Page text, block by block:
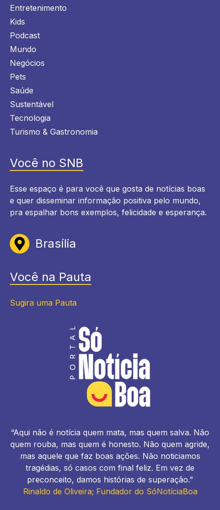
Entretenimento
Kids
Podcast
Mundo
Negócios
Pets
Saúde
Sustentável
Tecnologia
Turismo & Gastronomia
Você no SNB
Esse espaço é para você que gosta de notícias boas
e quer disseminar informação positiva pelo mundo,
pra espalhar bons exemplos, felicidade e esperança.
Brasília
Você na Pauta
Sugira uma Pauta
“Aqui não é notícia quem mata, mas quem salva. Não
quem rouba, mas quem é honesto. Não quem agride,
mas aquele que faz boas ações. Não noticiamos
tragédias, só casos com final feliz. Em vez de
preconceito, damos histórias de superação.”
Rinaldo de Oliveira; Fundador do SóNotíciaBoa